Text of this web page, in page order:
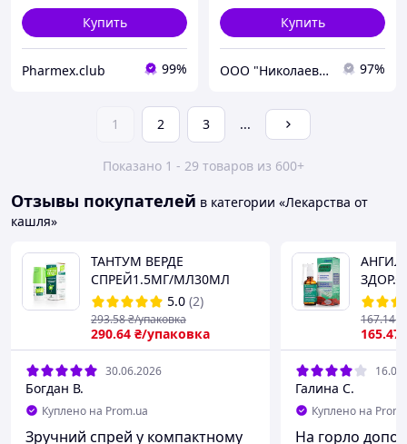
Купить
Pharmex.club 99%
Купить
ООО "Николаев-фарм" 97%
1 2 3 ...
Показано 1 - 29 товаров из 600+
Отзывы покупателей в категории «Лекарства от
кашля»
ТАНТУМ ВЕРДЕ
СПРЕЙ1.5МГ/МЛ30МЛ
5.0 (2)
290.64 ₴/упаковка
293.58₴/упаковка
30.06.2026
Богдан В.
Куплено на Prom.ua
Зручний спрей у компактному
165.47
167.14
Галина С.
Куплено на
На горло